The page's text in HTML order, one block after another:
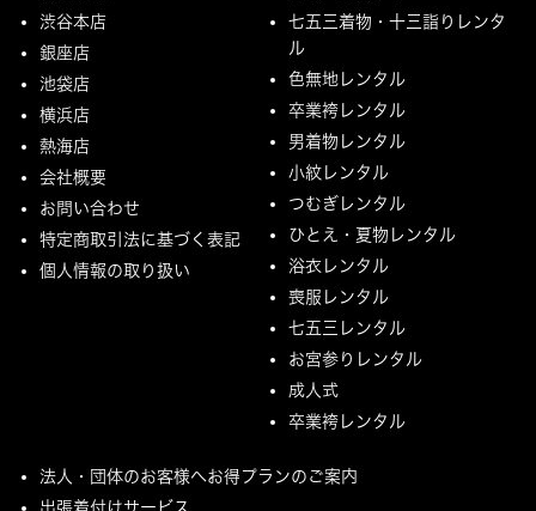
渋谷本店
銀座店
池袋店
横浜店
熱海店
会社概要
お問い合わせ
特定商取引法に基づく表記
個人情報の取り扱い
七五三着物・十三詣りレンタ
ル
色無地レンタル
卒業袴レンタル
男着物レンタル
小紋レンタル
つむぎレンタル
ひとえ・夏物レンタル
浴衣レンタル
喪服レンタル
七五三レンタル
お宮参りレンタル
成人式
卒業袴レンタル
法人・団体のお客様へお得プランのご案内
出張着付けサービス